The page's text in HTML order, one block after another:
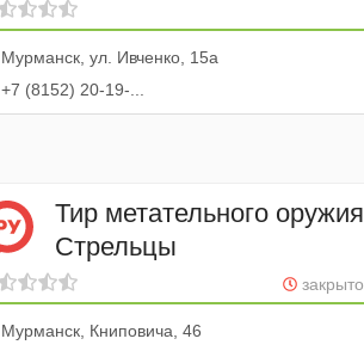
Мурманск, ул. Ивченко, 15а
+7 (8152) 20-19-...
Тир метательного оружия
Стрельцы
закрыто
Мурманск, Книповича, 46